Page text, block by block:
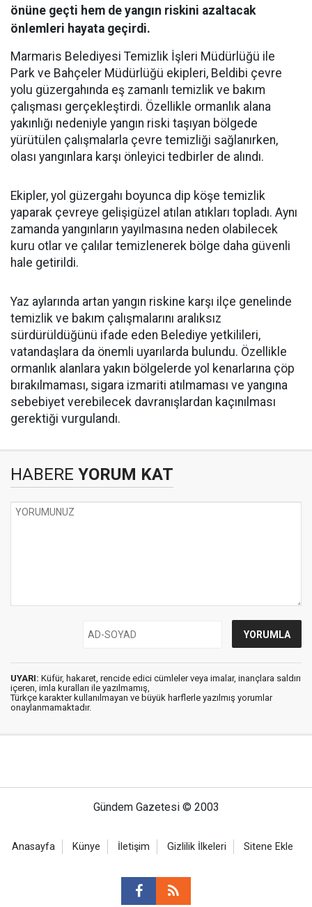
önüne geçti hem de yangın riskini azaltacak
önlemleri hayata geçirdi.
Marmaris Belediyesi Temizlik İşleri Müdürlüğü ile
Park ve Bahçeler Müdürlüğü ekipleri, Beldibi çevre
yolu güzergahında eş zamanlı temizlik ve bakım
çalışması gerçekleştirdi. Özellikle ormanlık alana
yakınlığı nedeniyle yangın riski taşıyan bölgede
yürütülen çalışmalarla çevre temizliği sağlanırken,
olası yangınlara karşı önleyici tedbirler de alındı.
Ekipler, yol güzergahı boyunca dip köşe temizlik
yaparak çevreye gelişigüzel atılan atıkları topladı. Aynı
zamanda yangınların yayılmasına neden olabilecek
kuru otlar ve çalılar temizlenerek bölge daha güvenli
hale getirildi.
Yaz aylarında artan yangın riskine karşı ilçe genelinde
temizlik ve bakım çalışmalarını aralıksız
sürdürüldüğünü ifade eden Belediye yetkilileri,
vatandaşlara da önemli uyarılarda bulundu. Özellikle
ormanlık alanlara yakın bölgelerde yol kenarlarına çöp
bırakılmaması, sigara izmariti atılmaması ve yangına
sebebiyet verebilecek davranışlardan kaçınılması
gerektiği vurgulandı.
HABERE YORUM KAT
UYARI: Küfür, hakaret, rencide edici cümleler veya imalar, inançlara saldırı
içeren, imla kuralları ile yazılmamış,
Türkçe karakter kullanılmayan ve büyük harflerle yazılmış yorumlar
onaylanmamaktadır.
Gündem Gazetesi © 2003
Anasayfa Künye İletişim Gizlilik İlkeleri Sitene Ekle